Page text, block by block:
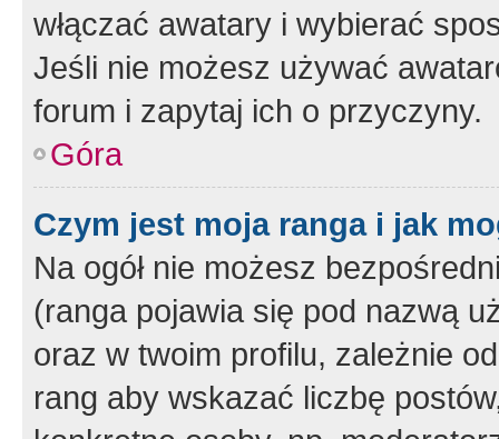
włączać awatary i wybierać
Jeśli nie możesz używać
forum i zapytaj ich o przyczyny.
Góra
Czym jest moja ranga i jak
Na ogół nie możesz
(ranga pojawia się pod nazwą
oraz w twoim profilu, zależnie
rang aby wskazać liczbę